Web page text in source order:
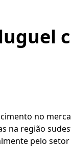
no
na região
pelo